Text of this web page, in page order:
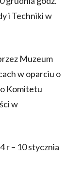
i Techniki w
Muzeum
w oparciu o
Komitetu
w
r – 10 stycznia